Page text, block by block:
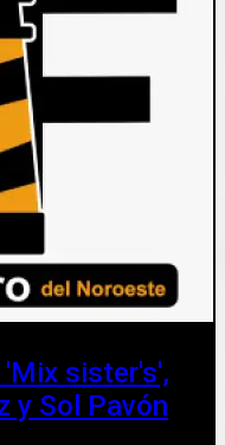
sister's',
y Sol Pavón